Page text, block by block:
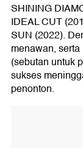
SHINING
IDEAL CUT
SUN (2022).
menawan,
(sebutan untuk
sukses
penonton.